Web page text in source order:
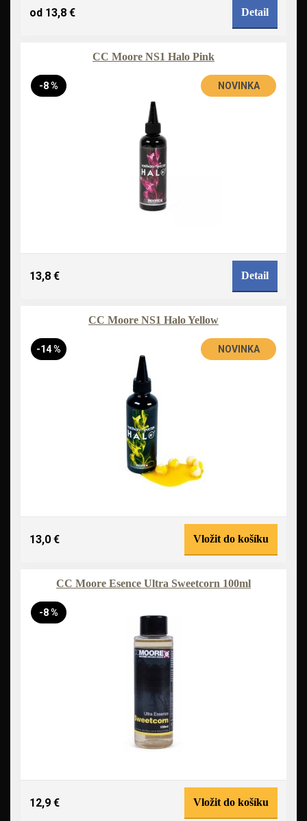
od 13,8 € Detail
CC Moore NS1 Halo Pink
-8 % NOVINKA
13,8 € Detail
CC Moore NS1 Halo Yellow
-14 % NOVINKA
13,0 € Vložit do košíku
CC Moore Esence Ultra Sweetcorn 100ml
-8 %
12,9 € Vložit do košíku